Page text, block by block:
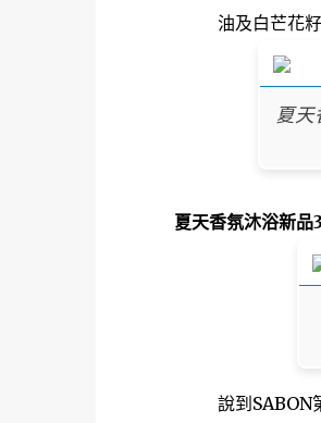
油及白芒花
夏天
夏天香氛沐浴新
說到SABON